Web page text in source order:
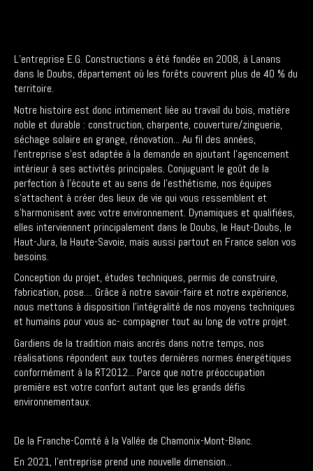
L’entreprise E.G. Constructions a été fondée en 2008, à Lanans
dans le Doubs, département où les forêts couvrent plus de 40 % du
territoire.
Notre histoire est donc intimement liée au travail du bois, matière
noble et durable : construction, charpente, couverture/zinguerie,
séchage solaire en grange, rénovation... Au fil des années,
l’entreprise s’est adaptée à la demande en ajoutant l’agencement
intérieur à ses activités principales. Conjuguant le goût de la
perfection à l’écoute et au sens de l’esthétisme, nos équipes
s’attachent à créer des lieux de vie qui vous ressemblent et
s’harmonisent avec votre environnement. Dynamiques et qualifiées,
elles interviennent principalement dans le Doubs, le Haut-Doubs, le
Haut-Jura, la Haute-Savoie, mais aussi partout en France selon vos
besoins.
Conception du projet, études techniques, permis de construire,
fabrication, pose.... Grâce à notre savoir-faire et notre expérience,
nous mettons à disposition l’intégralité de nos moyens techniques
et humains pour vous ac- compagner tout au long de votre projet.
Gardiens de la tradition mais ancrés dans notre temps, nos
réalisations répondent aux toutes dernières normes énergétiques
conformément à la RT2012... Parce que notre préoccupation
première est votre confort autant que les grands défis
environnementaux.
De la Franche-Comté à la Vallée de Chamonix-Mont-Blanc.
En 2021, l’entreprise prend une nouvelle dimension...